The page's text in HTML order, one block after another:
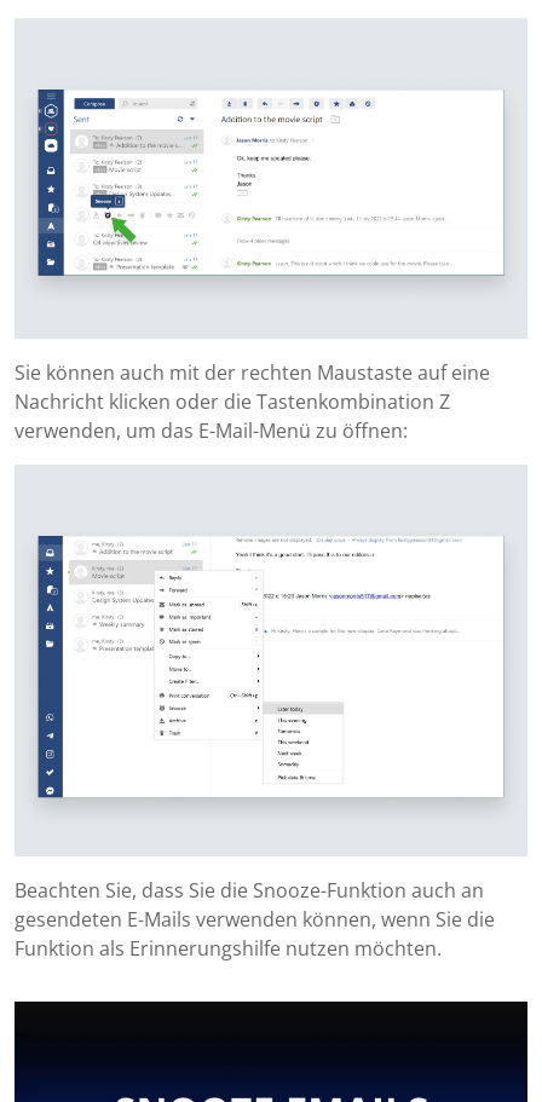
Sie können auch mit der rechten Maustaste auf eine
Nachricht klicken oder die Tastenkombination Z
verwenden, um das E-Mail-Menü zu öffnen:
Beachten Sie, dass Sie die Snooze-Funktion auch an
gesendeten E-Mails verwenden können, wenn Sie die
Funktion als Erinnerungshilfe nutzen möchten.